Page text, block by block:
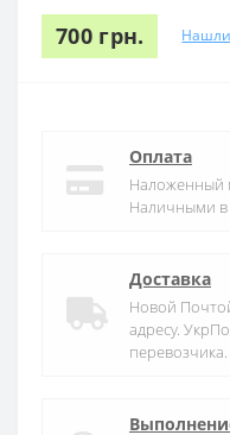
700 грн.
Оплата
Наложенный
Наличными в
Доставка
Новой
адресу.